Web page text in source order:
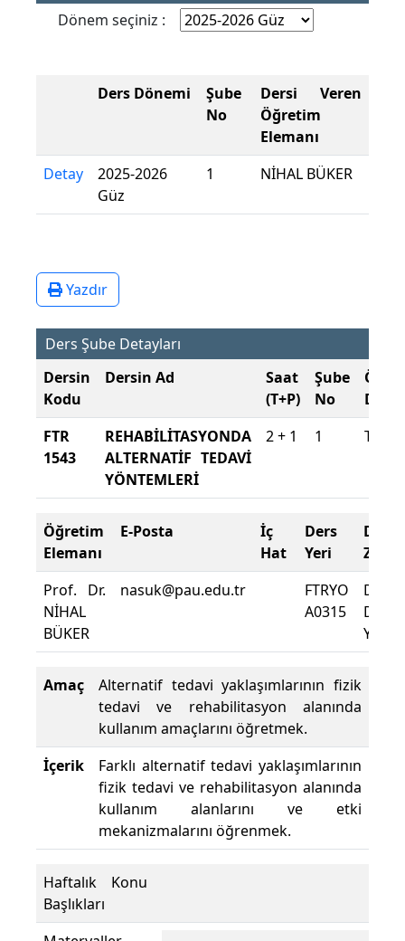
Dönem seçiniz :
Ders Dönemi
Şube
No
Dersi Veren
Öğretim
Elemanı
Detay
2025-2026
Güz
1 NİHAL BÜKER
Yazdır
Ders Şube Detayları
Dersin
Kodu
Dersin Ad
Saat
(T+P)
Şube
No
Dili
FTR
1543
REHABİLİTASYONDA
ALTERNATİF TEDAVİ
YÖNTEMLERİ
2 + 1 1
Öğretim
Elemanı
E-Posta
İç
Hat
Ders
Yeri
Prof. Dr.
NİHAL
BÜKER
nasuk@pau.edu.tr
FTRYO
A0315
Amaç
Alternatif tedavi yaklaşımlarının fizik
tedavi ve rehabilitasyon alanında
kullanım amaçlarını öğretmek.
İçerik
Farklı alternatif tedavi yaklaşımlarının
fizik tedavi ve rehabilitasyon alanında
kullanım alanlarını ve etki
mekanizmalarını öğrenmek.
Haftalık Konu
Başlıkları